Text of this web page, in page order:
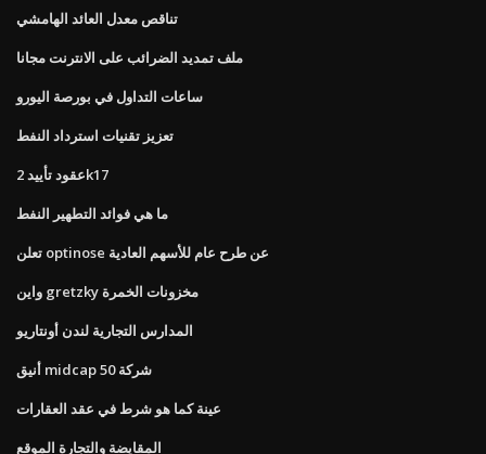
تناقص معدل العائد الهامشي
ملف تمديد الضرائب على الانترنت مجانا
ساعات التداول في بورصة اليورو
تعزيز تقنيات استرداد النفط
عقود تأييد 2k17
ما هي فوائد التطهير النفط
تعلن optinose عن طرح عام للأسهم العادية
واين gretzky مخزونات الخمرة
المدارس التجارية لندن أونتاريو
أنيق midcap 50 شركة
عينة كما هو شرط في عقد العقارات
المقايضة والتجارة الموقع